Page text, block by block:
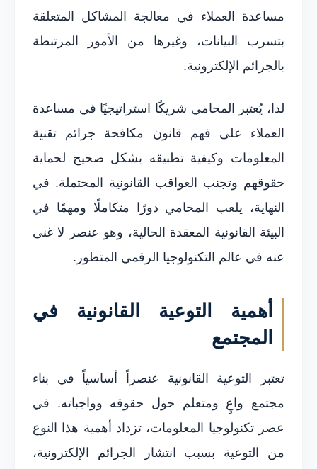
مساعدة العملاء في معالجة المشاكل المتعلقة
بتسرب البيانات، وغيرها من الأمور المرتبطة
بالجرائم الإلكترونية.
لذا، يُعتبر المحامي شريكًا استراتيجيًا في مساعدة
العملاء على فهم قانون مكافحة جرائم تقنية
المعلومات وكيفية تطبيقه بشكل صحيح لحماية
حقوقهم وتجنب العواقب القانونية المحتملة. في
النهاية، يلعب المحامي دورًا متكاملًا ومهمًا في
البيئة القانونية المعقدة الحالية، وهو عنصر لا غنى
عنه في عالم التكنولوجيا الرقمي المتطور.
أهمية التوعية القانونية في
المجتمع
تعتبر التوعية القانونية عنصراً أساسياً في بناء
مجتمع واعٍ ومتعلم حول حقوقه وواجباته. في
عصر تكنولوجيا المعلومات، تزداد أهمية هذا النوع
من التوعية بسبب انتشار الجرائم الإلكترونية،